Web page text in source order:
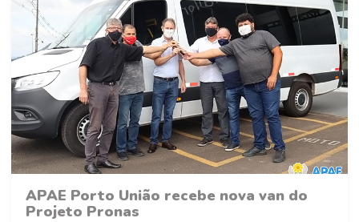
APAE Porto União recebe nova van do
Projeto Pronas